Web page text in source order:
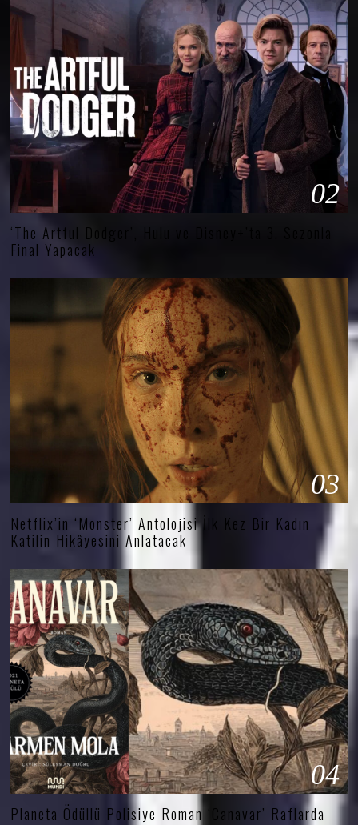
02
‘The Artful Dodger’, Hulu ve Disney+’ta 3. Sezonla
Final Yapacak
03
Netflix’in ‘Monster’ Antolojisi İlk Kez Bir Kadın
Katilin Hikâyesini Anlatacak
04
Planeta Ödüllü Polisiye Roman ‘Canavar’ Raflarda